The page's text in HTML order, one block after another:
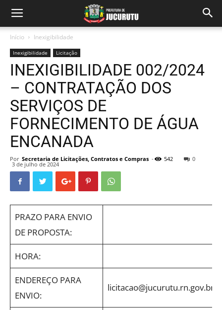
Início Inexigibilidade
Inexigibilidade Licitação
INEXIGIBILIDADE 002/2024
– CONTRATAÇÃO DOS
SERVIÇOS DE
FORNECIMENTO DE ÁGUA
ENCANADA
Por Secretaria de Licitações, Contratos e Compras -
3 de julho de 2024
542 0
PRAZO PARA ENVIO
DE PROPOSTA:
HORA:
ENDEREÇO PARA
ENVIO:
licitacao@jucurutu.rn.gov.br